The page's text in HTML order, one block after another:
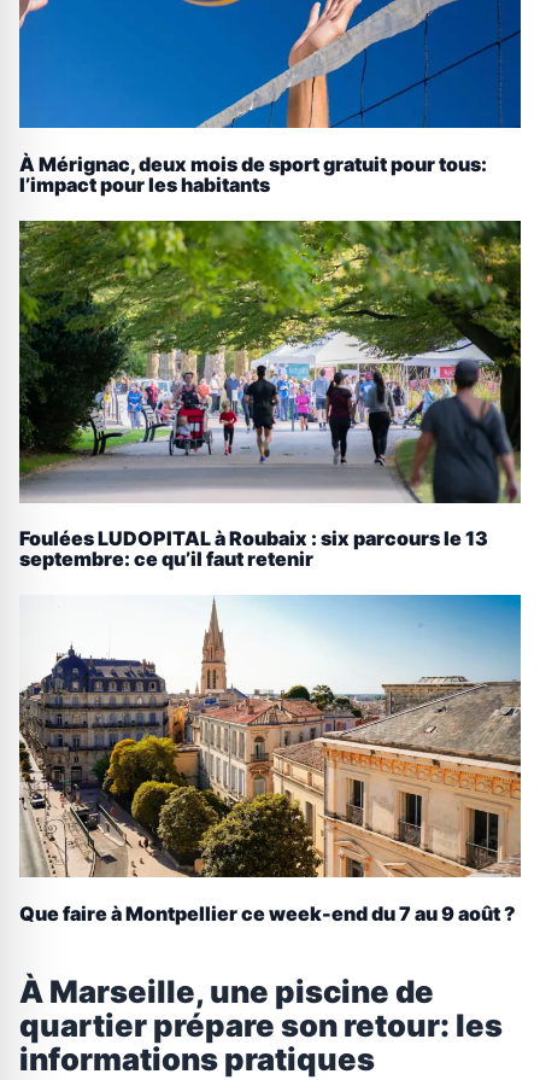
À Mérignac, deux mois de sport gratuit pour tous:
l’impact pour les habitants
Foulées LUDOPITAL à Roubaix : six parcours le 13
septembre: ce qu’il faut retenir
Que faire à Montpellier ce week-end du 7 au 9 août ?
À Marseille, une piscine de
quartier prépare son retour: les
informations pratiques